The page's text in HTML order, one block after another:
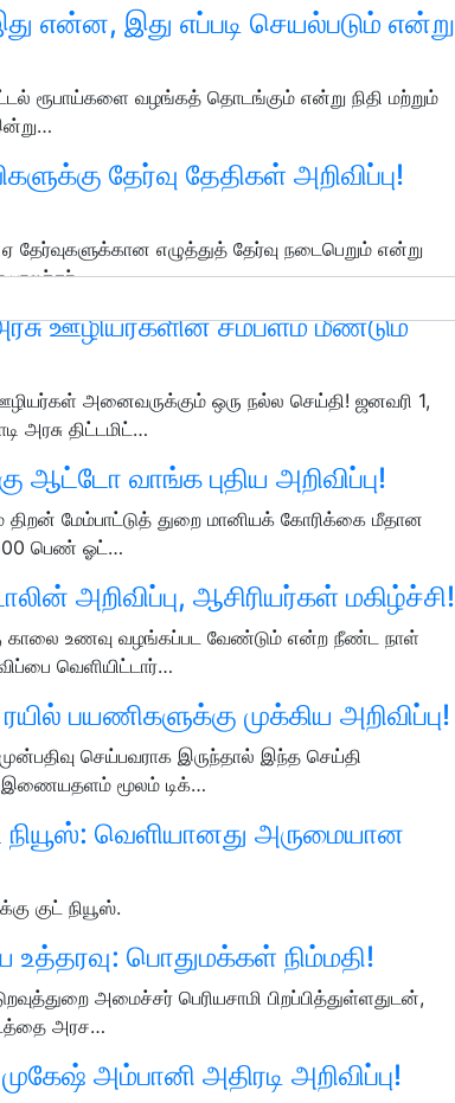
என்ன, இது எப்படி செயல்படும் என்று
ரூபாய்களை வழங்கத் தொடங்கும் என்று நிதி மற்றும்
தேர்வு தேதிகள் அறிவிப்பு!
தேர்வுகளுக்கான எழுத்துத் தேர்வு நடைபெறும் என்று
பாலச்சந்…
ஊழியர்களின் சம்பளம் மீண்டும்
அனைவருக்கும் ஒரு நல்ல செய்தி! ஜனவரி 1,
அரசு திட்டமிட்…
ஆட்டோ வாங்க புதிய அறிவிப்பு!
மேம்பாட்டுத் துறை மானியக் கோரிக்கை மீதான
500 பெண் ஓட்…
அறிவிப்பு, ஆசிரியர்கள் மகிழ்ச்சி!
காலை உணவு வழங்கப்பட வேண்டும் என்ற நீண்ட நாள்
வெளியிட்டார்…
பயணிகளுக்கு முக்கிய அறிவிப்பு!
செய்பவராக இருந்தால் இந்த செய்தி
இணையதளம் மூலம் டிக்…
நியூஸ்: வெளியானது அருமையான
குட் நியூஸ்.
பொதுமக்கள் நிம்மதி!
அமைச்சர் பெரியசாமி பிறப்பித்துள்ளதுடன்,
அரச…
அம்பானி அதிரடி அறிவிப்பு!